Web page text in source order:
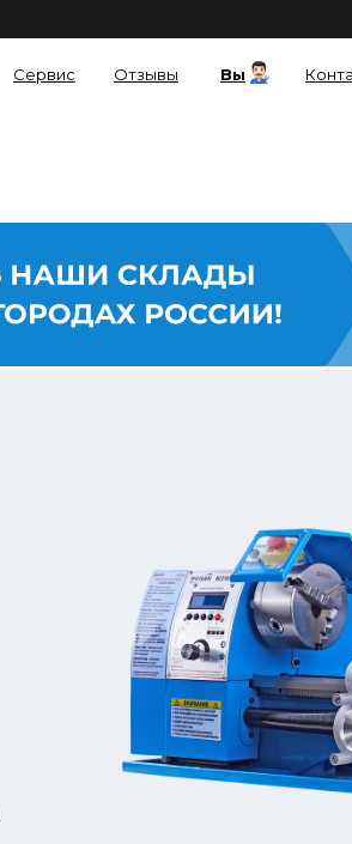
Сервис Отзывы Вы